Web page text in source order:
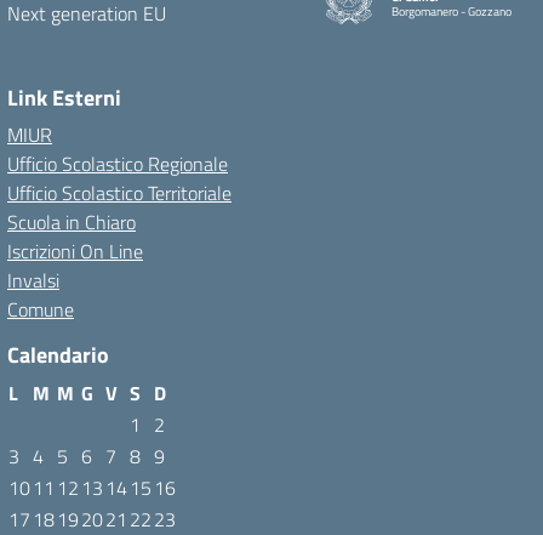
Borgomanero - Gozzano
Link Esterni
MIUR
Ufficio Scolastico Regionale
Ufficio Scolastico Territoriale
Scuola in Chiaro
Iscrizioni On Line
Invalsi
Comune
Calendario
L M M G V S D
1
2
3 4 5 6 7 8 9
1011 12 13 1415 16
17 18192021 2223